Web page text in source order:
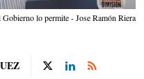
Gobierno lo permite - Jose Ramón Riera